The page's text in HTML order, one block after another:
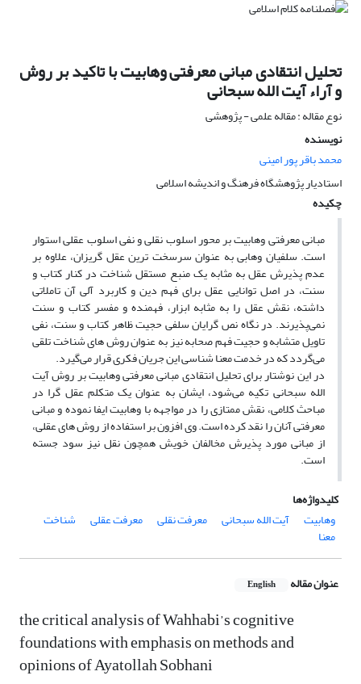
تحلیل انتقادی مبانی معرفتی وهابیت با تاکید بر روش
و آراء آیت الله سبحانی
نوع مقاله : مقاله علمی - پژوهشی
نویسنده
محمد باقر پور امینی
استادیار پژوهشگاه فرهنگ و اندیشه اسلامی
چکیده
مبانی معرفتی وهابیت بر محور اسلوب نقلی و نفی اسلوب عقلی استوار
است. سلفیان وهابی به عنوان سرسخت ترین عقل گریزان، علاوه بر
عدم پذیرش عقل به مثابه یک منبع مستقل شناخت در کنار کتاب و
سنت، در اصل توانایی عقل برای فهم دین و کاربرد آلی آن تاملاتی
داشته، نقش عقل را به مثابه ابزار، فهمنده و مفسر کتاب و سنت
نمی‌پذیرند. در نگاه نص گرایان سلفی حجیت ظاهر کتاب و سنت، نفی
تاویل متشابه و حجیت فهم صحابه نیز به عنوان روش های شناخت تلقی
می‌گردد که در خدمت معنا شناسی این جریان فکری قرار می‌گیرد.
در این نوشتار برای تحلیل انتقادی مبانی معرفتی وهابیت بر روش آیت
الله سبحانی تکیه می‌شود، ایشان به عنوان یک متکلم عقل گرا در
مباحث کلامی، نقش ممتازی را در مواجهه با وهابیت ایفا نموده و مبانی
معرفتی آنان را نقد کرده است. وی افزون بر استفاده از روش های عقلی،
از مبانی مورد پذیرش مخالفان خویش همچون نقل نیز سود جسته
است.
کلیدواژه‌ها
وهابیت
آیت الله سبحانی معرفت نقلی معرفت عقلی شناخت
معنا
عنوان مقاله English
the critical analysis of Wahhabi’s cognitive
foundations with emphasis on methods and
opinions of Ayatollah Sobhani